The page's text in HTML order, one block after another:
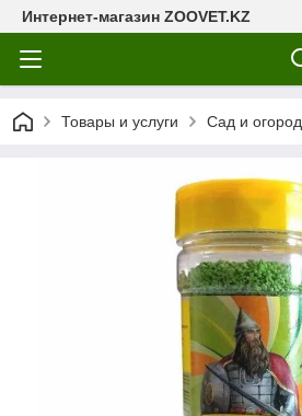
Интернет-магазин ZOOVET.KZ
Товары и услуги Сад и огород